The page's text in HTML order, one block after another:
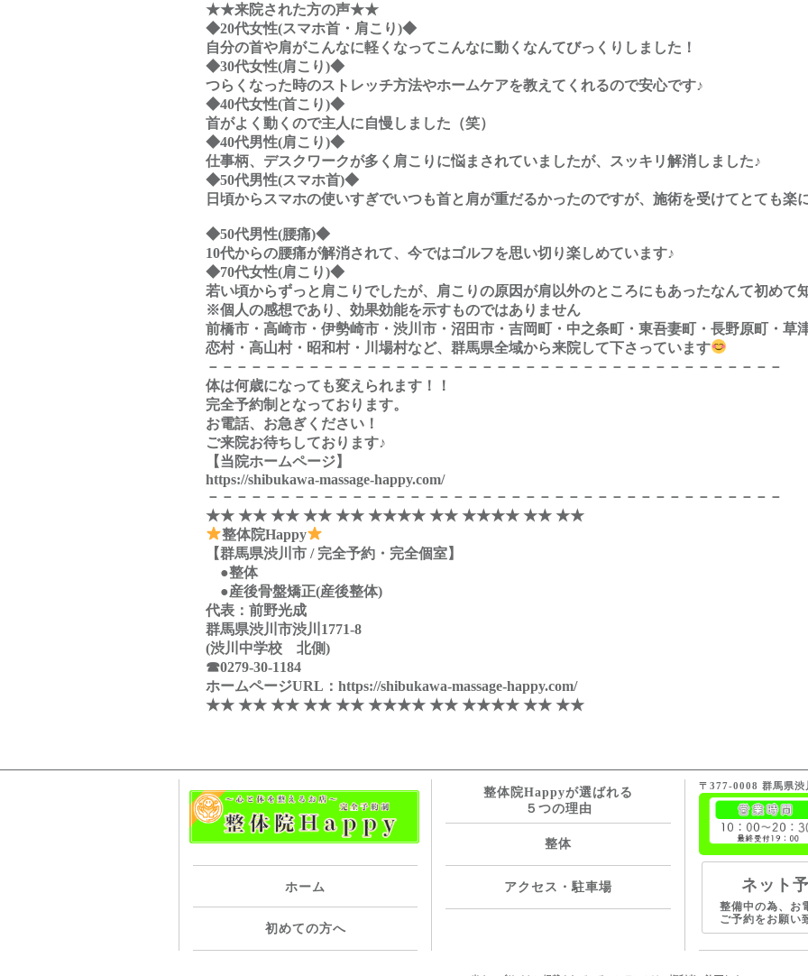
★★来院された方の声★★
◆20代女性(スマホ首・肩こり)◆
自分の首や肩がこんなに軽くなってこんなに動くなんてびっくりしました！
◆30代女性(肩こり)◆
つらくなった時のストレッチ方法やホームケアを教えてくれるので安心です♪
◆40代女性(首こり)◆
首がよく動くので主人に自慢しました（笑）
◆40代男性(肩こり)◆
仕事柄、デスクワークが多く肩こりに悩まされていましたが、スッキリ解消しました♪
◆50代男性(スマホ首)◆
日頃からスマホの使いすぎでいつも首と肩が重だるかったのですが、施術を受けてとても楽
◆50代男性(腰痛)◆
10代からの腰痛が解消されて、今ではゴルフを思い切り楽しめています♪
◆70代女性(肩こり)◆
若い頃からずっと肩こりでしたが、肩こりの原因が肩以外のところにもあったなんて初めて
※個人の感想であり、効果効能を示すものではありません
前橋市・高崎市・伊勢崎市・渋川市・沼田市・吉岡町・中之条町・東吾妻町・長野原町・草
恋村・高山村・昭和村・川場村など、群馬県全域から来院して下さっています
－－－－－－－－－－－－－－－－－－－－－－－－－－－－－－－－－－－－－－－－
体は何歳になっても変えられます！！
完全予約制となっております。
お電話、お急ぎください！
ご来院お待ちしております♪
【当院ホームページ】
https://shibukawa-massage-happy.com/
－－－－－－－－－－－－－－－－－－－－－－－－－－－－－－－－－－－－－－－－
★★ ★★ ★★ ★★ ★★ ★★★★ ★★ ★★★★ ★★ ★★
整体院Happy
【群馬県渋川市 / 完全予約・完全個室】
●整体
●産後骨盤矯正(産後整体)
代表：前野光成
群馬県渋川市渋川1771-8
(渋川中学校 北側)
☎0279-30-1184
ホームページURL：https://shibukawa-massage-happy.com/
★★ ★★ ★★ ★★ ★★ ★★★★ ★★ ★★★★ ★★ ★★
ホーム
初めての方へ
整体院Happyが選ばれる
５つの理由
整体
アクセス・駐車場
〒377-0008 群馬県
ネット
整備中の為、お
ご予約をお願い